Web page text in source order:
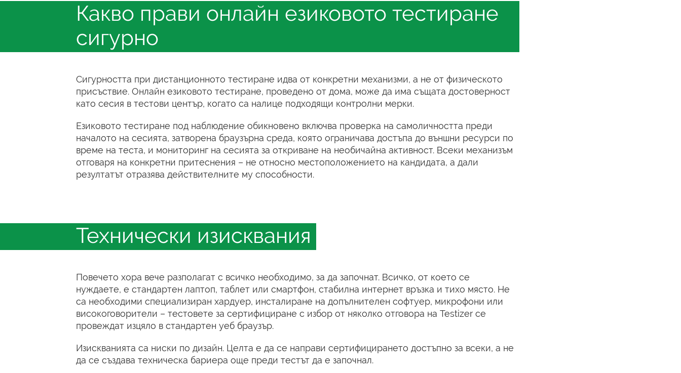
Какво прави онлайн езиковото тестиране
сигурно
Сигурността при дистанционното тестиране идва от конкретни механизми, а не от физическото
присъствие. Онлайн езиковото тестиране, проведено от дома, може да има същата достоверност
като сесия в тестови център, когато са налице подходящи контролни мерки.
Езиковото тестиране под наблюдение обикновено включва проверка на самоличността преди
началото на сесията, затворена браузърна среда, която ограничава достъпа до външни ресурси по
време на теста, и мониторинг на сесията за откриване на необичайна активност. Всеки механизъм
отговаря на конкретни притеснения – не относно местоположението на кандидата, а дали
резултатът отразява действителните му способности.
Технически изисквания
Повечето хора вече разполагат с всичко необходимо, за да започнат. Всичко, от което се
нуждаете, е стандартен лаптоп, таблет или смартфон, стабилна интернет връзка и тихо място. Не
са необходими специализиран хардуер, инсталиране на допълнителен софтуер, микрофони или
високоговорители – тестовете за сертифициране с избор от няколко отговора на Testizer се
провеждат изцяло в стандартен уеб браузър.
Изискванията са ниски по дизайн. Целта е да се направи сертифицирането достъпно за всеки, а не
да се създава техническа бариера още преди тестът да е започнал.